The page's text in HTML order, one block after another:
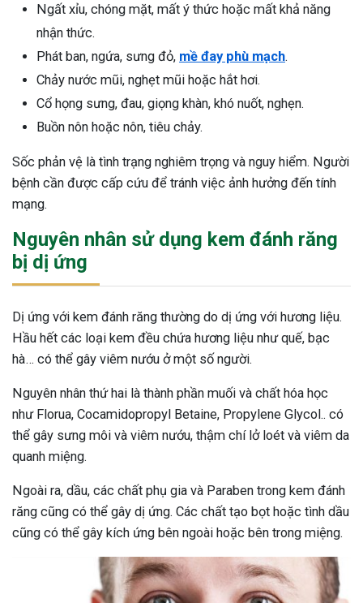
Ngất xỉu, chóng mặt, mất ý thức hoặc mất khả năng
nhận thức.
Phát ban, ngứa, sưng đỏ, mề đay phù mạch.
Chảy nước mũi, nghẹt mũi hoặc hắt hơi.
Cổ họng sưng, đau, giọng khàn, khó nuốt, nghẹn.
Buồn nôn hoặc nôn, tiêu chảy.
Sốc phản vệ là tình trạng nghiêm trọng và nguy hiểm. Người
bệnh cần được cấp cứu để tránh việc ảnh hưởng đến tính
mạng.
Nguyên nhân sử dụng kem đánh răng
bị dị ứng
Dị ứng với kem đánh răng thường do dị ứng với hương liệu.
Hầu hết các loại kem đều chứa hương liệu như quế, bạc
hà… có thể gây viêm nướu ở một số người.
Nguyên nhân thứ hai là thành phần muối và chất hóa học
như Florua, Cocamidopropyl Betaine, Propylene Glycol.. có
thể gây sưng môi và viêm nướu, thậm chí lở loét và viêm da
quanh miệng.
Ngoài ra, dầu, các chất phụ gia và Paraben trong kem đánh
răng cũng có thể gây dị ứng. Các chất tạo bọt hoặc tình dầu
cũng có thể gây kích ứng bên ngoài hoặc bên trong miệng.